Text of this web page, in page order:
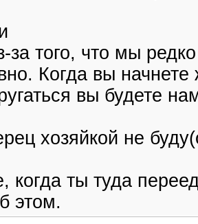
за того, что мы
Когда вы
вы будете
хозяйкой не
когда ты туда
этом.